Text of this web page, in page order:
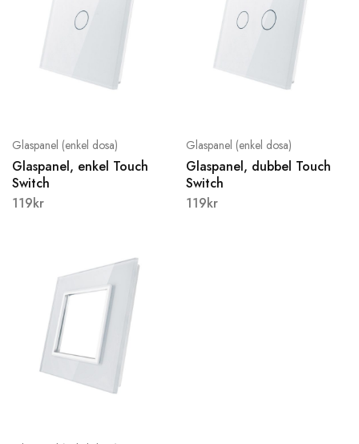
Glaspanel (enkel dosa)
Glaspanel, enkel Touch
Switch
119kr
Glaspanel (enkel dosa)
Glaspanel, dubbel Touch
Switch
119kr